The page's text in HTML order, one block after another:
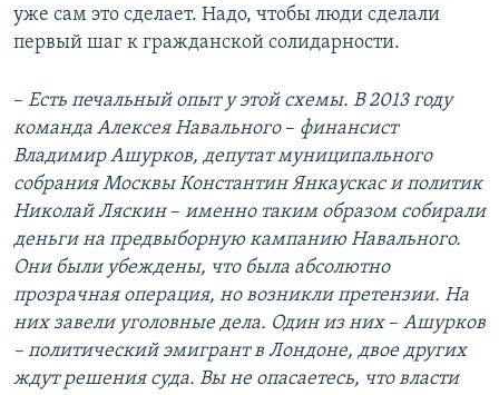
уже сам это сделает. Надо, чтобы люди сделали
первый шаг к гражданской солидарности.
–​ Есть печальный опыт у этой схемы. В 2013 году
команда Алексея Навального –​ финансист
Владимир Ашурков, депутат муниципального
собрания Москвы Константин Янкаускас и политик
Николай Ляскин –​ именно таким образом собирали
деньги на предвыборную кампанию Навального.
Они были убеждены, что была абсолютно
прозрачная операция, но возникли претензии. На
них завели уголовные дела. Один из них –​ Ашурков
– политический эмигрант в Лондоне, двое других
ждут решения суда. Вы не опасаетесь, что власти